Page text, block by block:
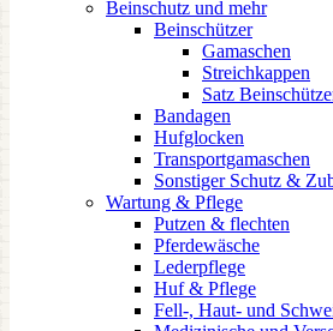
Beinschutz und mehr
Beinschützer
Gamaschen
Streichkappen
Satz
Bandagen
Hufglocken
Transportgamaschen
Sonstiger Schutz &
Wartung & Pflege
Putzen & flechten
Pferdewäsche
Lederpflege
Huf & Pflege
Fell-, Haut- und